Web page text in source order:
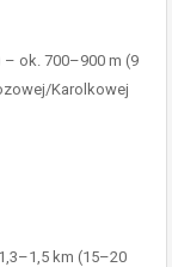
ok. 700–900 m (9
Karolkowej
km (15–20